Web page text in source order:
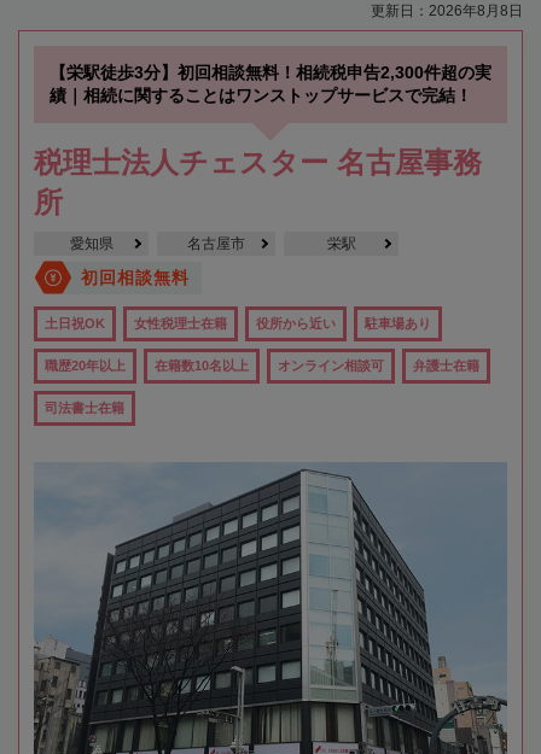
更新日：2026年8月8日
【栄駅徒歩3分】初回相談無料！相続税申告2,300件超の実
績｜相続に関することはワンストップサービスで完結！
税理士法人チェスター 名古屋事務
所
愛知県 名古屋市 栄駅
初回相談無料
土日祝OK 女性税理士在籍 役所から近い 駐車場あり
職歴20年以上 在籍数10名以上 オンライン相談可 弁護士在籍
司法書士在籍